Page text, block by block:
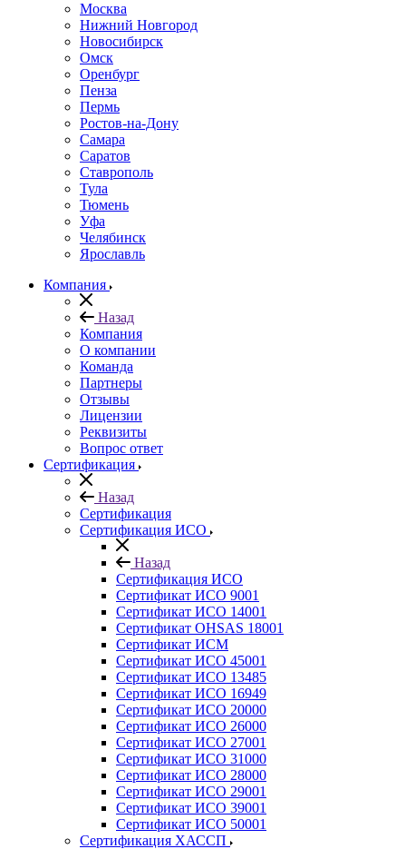
Москва
Нижний Новгород
Новосибирск
Омск
Оренбург
Пенза
Пермь
Ростов-на-Дону
Самара
Саратов
Ставрополь
Тула
Тюмень
Уфа
Челябинск
Ярославль
Компания
Назад
Компания
О компании
Команда
Партнеры
Отзывы
Лицензии
Реквизиты
Вопрос ответ
Сертификация
Назад
Сертификация
Сертификация ИСО
Назад
Сертификация ИСО
Сертификат ИСО 9001
Сертификат ИСО 14001
Сертификат OHSAS 18001
Сертификат ИСМ
Сертификат ИСО 45001
Сертификат ИСО 13485
Сертификат ИСО 16949
Сертификат ИСО 20000
Сертификат ИСО 26000
Сертификат ИСО 27001
Сертификат ИСО 31000
Сертификат ИСО 28000
Сертификат ИСО 29001
Сертификат ИСО 39001
Сертификат ИСО 50001
Сертификация ХАССП